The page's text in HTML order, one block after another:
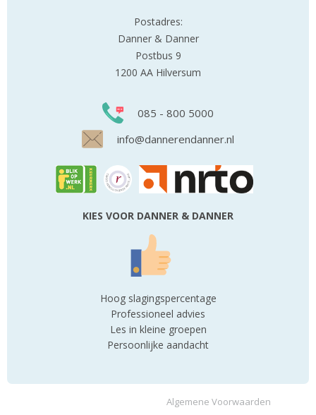
Postadres:
Danner & Danner
Postbus 9
1200 AA Hilversum
085 - 800 5000
info@dannerendanner.nl
KIES VOOR DANNER & DANNER
Hoog slagingspercentage
Professioneel advies
Les in kleine groepen
Persoonlijke aandacht
Algemene Voorwaarden